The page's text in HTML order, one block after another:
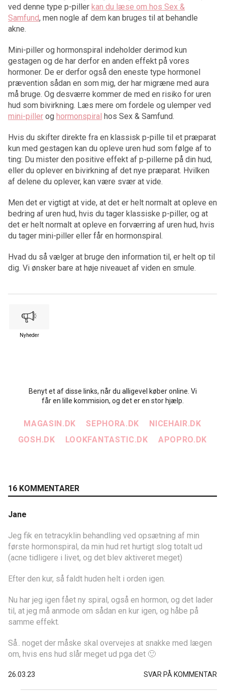
ved denne type p-piller kan du læse om hos Sex &
Samfund, men nogle af dem kan bruges til at behandle
akne.
Mini-piller og hormonspiral indeholder derimod kun
gestagen og de har derfor en anden effekt på vores
hormoner. De er derfor også den eneste type hormonel
prævention sådan en som mig, der har migræne med aura
må bruge. Og desværre kommer de med en risiko for uren
hud som bivirkning. Læs mere om fordele og ulemper ved
mini-piller og hormonspiral hos Sex & Samfund.
Hvis du skifter direkte fra en klassisk p-pille til et præparat
kun med gestagen kan du opleve uren hud som følge af to
ting: Du mister den positive effekt af p-pillerne på din hud,
eller du oplever en bivirkning af det nye præparat. Hvilken
af delene du oplever, kan være svær at vide.
Men det er vigtigt at vide, at det er helt normalt at opleve en
bedring af uren hud, hvis du tager klassiske p-piller, og at
det er helt normalt at opleve en forværring af uren hud, hvis
du tager mini-piller eller får en hormonspiral.
Hvad du så vælger at bruge den information til, er helt op til
dig. Vi ønsker bare at høje niveauet af viden en smule.
Nyheder
Benyt et af disse links, når du alligevel køber online. Vi
får en lille kommision, og det er en stor hjælp.
MAGASIN.DK SEPHORA.DK
NICEHAIR.DK
GOSH.DK
LOOKFANTASTIC.DK APOPRO.DK
16 KOMMENTARER
Jane
Jeg fik en tetracyklin behandling ved opsætning af min
første hormonspiral, da min hud ret hurtigt slog totalt ud
(acne tidligere i livet, og det blev aktiveret meget)
Efter den kur, så faldt huden helt i orden igen.
Nu har jeg igen fået ny spiral, også en hormon, og det lader
til, at jeg må anmode om sådan en kur igen, og håbe på
samme effekt.
Så.. noget der måske skal overvejes at snakke med lægen
om, hvis ens hud slår meget ud pga det 🙂
26.03.23 SVAR PÅ KOMMENTAR